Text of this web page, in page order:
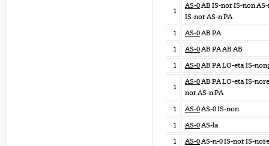
1
AS-0AB IS-nor IS-non
IS-nor AS-n PA
1
AS-0AB PA
1
AS-0AB PA AB AB
1
AS-0AB PA LO-eta IS-
1
AS-0AB PA LO-eta IS-
nor AS-n PA
1
AS-0AS-0 IS-non
1
AS-0AS-la
1
AS-0AS-n-0 IS-nor IS-